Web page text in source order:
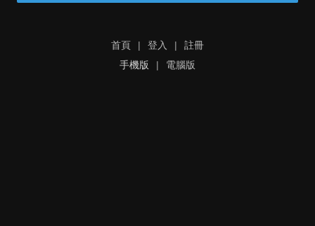
首頁 | 登入 |
註冊
手機版
| 電腦版